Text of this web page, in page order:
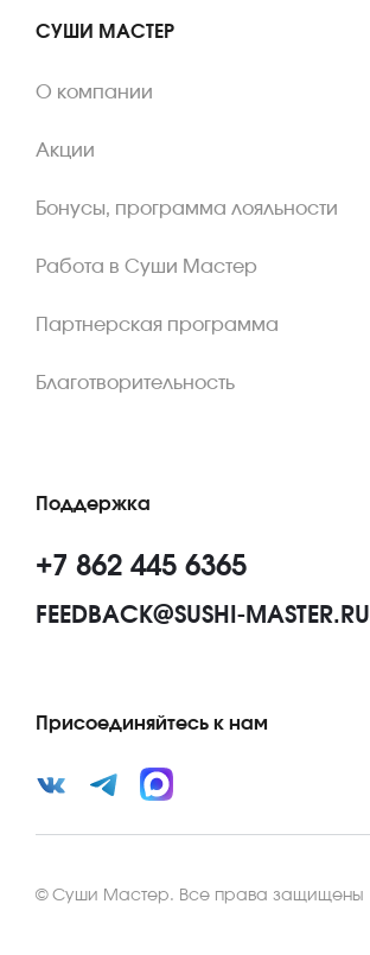
СУШИ МАСТЕР
О компании
Акции
Бонусы, программа лояльности
Работа в Суши Мастер
Партнерская программа
Благотворительность
Поддержка
+7 862 445 6365
FEEDBACK@SUSHI-MASTER.RU
Присоединяйтесь к нам
© Суши Мастер. Все права защищены